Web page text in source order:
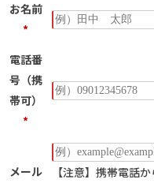
お名前
*
電話番
号（携
帯可）
*
メール
【注意】携帯電話